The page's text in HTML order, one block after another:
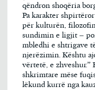
qëndron shoqëria
Pa karakter
për kulturën,
sundimin e ligjit –
mbledhi e shtrigave
njerëzimin. Kështu
vërtetë, e zhveshur.”
shkrimtare mëse
lëkund kurrë nga